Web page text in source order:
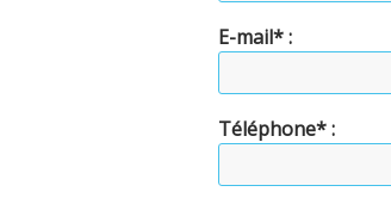
E-mail* :
Téléphone* :